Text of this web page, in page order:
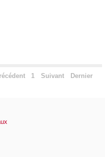
1 Suivant Dernier